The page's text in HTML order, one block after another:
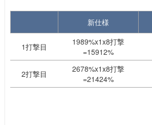
新仕様
1打撃目
1989%x1x8打撃
=15912%
2打撃目
2678%x1x8打撃
=21424%